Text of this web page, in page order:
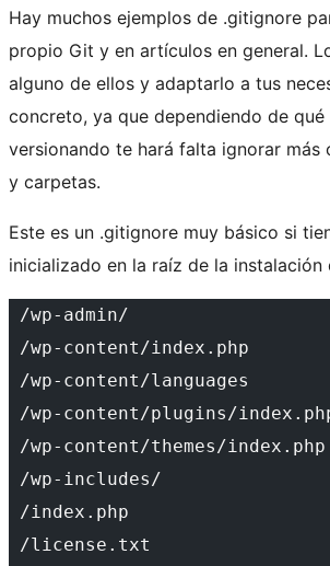
Hay muchos ejemplos de .gitignore
propio Git y en artículos en general.
alguno de ellos y adaptarlo a tus
concreto, ya que dependiendo de
versionando te hará falta ignorar más
y carpetas.
Este es un .gitignore muy básico si
inicializado en la raíz de la instalación
/wp-admin/
/wp-content/index.php
/wp-content/languages
/wp-content/plugins/
/wp-content/themes/index.php
/wp-includes/
/index.php
/license.txt